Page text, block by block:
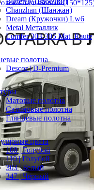
Chanzhan (Шанжан)
Dream (Кружочки) Lw6
Metal Металлик
Lumfer 303-305 Mat_Raute
полотна
Descor | D-Premium
Матовые полотна
Сатиновые полотна
Глянцевые полотна
цвета
100 | Голубой
110 | Голубой
303 | Белый
347 | Чёрный
Сталь Белый